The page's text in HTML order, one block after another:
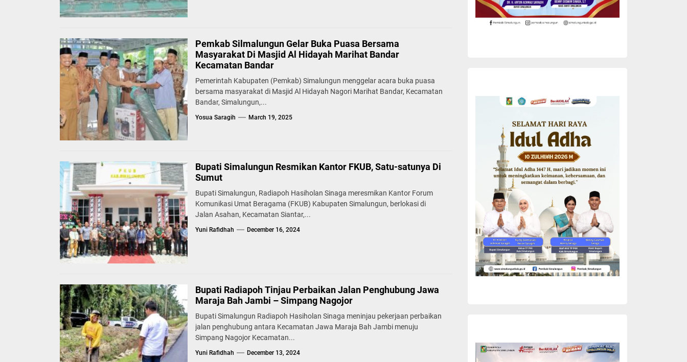
Pemkab Silmalungun Gelar Buka Puasa Bersama
Masyarakat Di Masjid Al Hidayah Marihat Bandar
Kecamatan Bandar
Pemerintah Kabupaten (Pemkab) Simalungun menggelar acara buka puasa
bersama masyarakat di Masjid Al Hidayah Nagori Marihat Bandar, Kecamatan
Bandar, Simalungun,...
Yosua Saragih March 19, 2025
Bupati Simalungun Resmikan Kantor FKUB, Satu-satunya Di
Sumut
Bupati Simalungun, Radiapoh Hasiholan Sinaga meresmikan Kantor Forum
Komunikasi Umat Beragama (FKUB) Kabupaten Simalungun, berlokasi di
Jalan Asahan, Kecamatan Siantar,...
Yuni Rafidhah December 16, 2024
Bupati Radiapoh Tinjau Perbaikan Jalan Penghubung Jawa
Maraja Bah Jambi – Simpang Nagojor
Bupati Simalungun Radiapoh Hasiholan Sinaga meninjau pekerjaan perbaikan
jalan penghubung antara Kecamatan Jawa Maraja Bah Jambi menuju
Simpang Nagojor Kecamatan...
Yuni Rafidhah December 13, 2024